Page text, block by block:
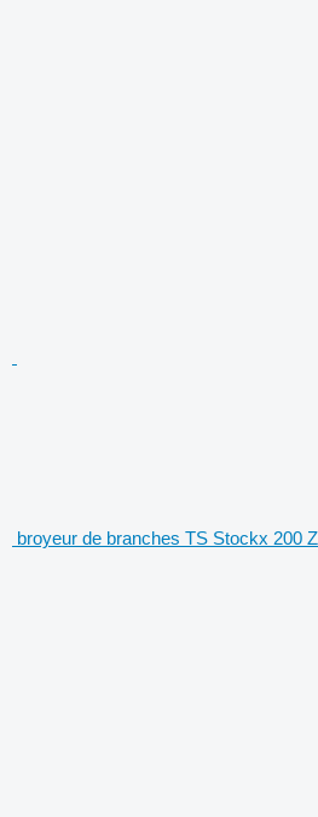
broyeur de branches TS Stockx 200 Z